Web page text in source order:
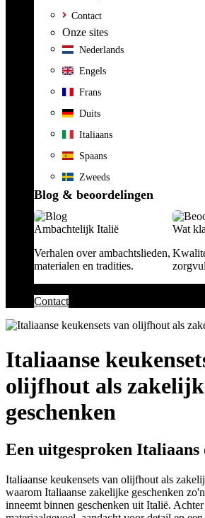
Contact
Onze sites
Nederlands
Engels
Frans
Duits
Italiaans
Spaans
Zweeds
Blog & beoordelingen
Ambachtelijk Italië
Verhalen over ambachtslieden,
materialen en tradities.
Wat
Contact
Italiaanse
olijfhout als
geschenken
Een uitgesproken
Italiaanse keukensets van olijfhout als
waarom Italiaanse zakelijke geschenken
inneemt binnen geschenken uit Italië.